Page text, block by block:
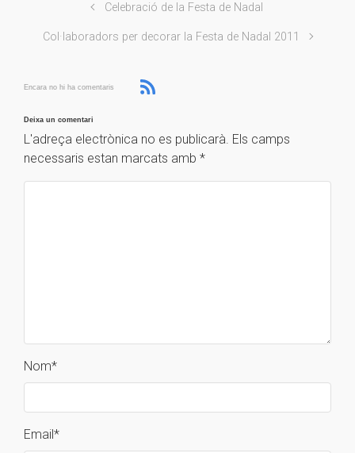
Celebració de la Festa de Nadal
Col·laboradors per decorar la Festa de Nadal 2011
Encara no hi ha comentaris
Deixa un comentari
L'adreça electrònica no es publicarà. Els camps
necessaris estan marcats amb *
Nom*
Email*